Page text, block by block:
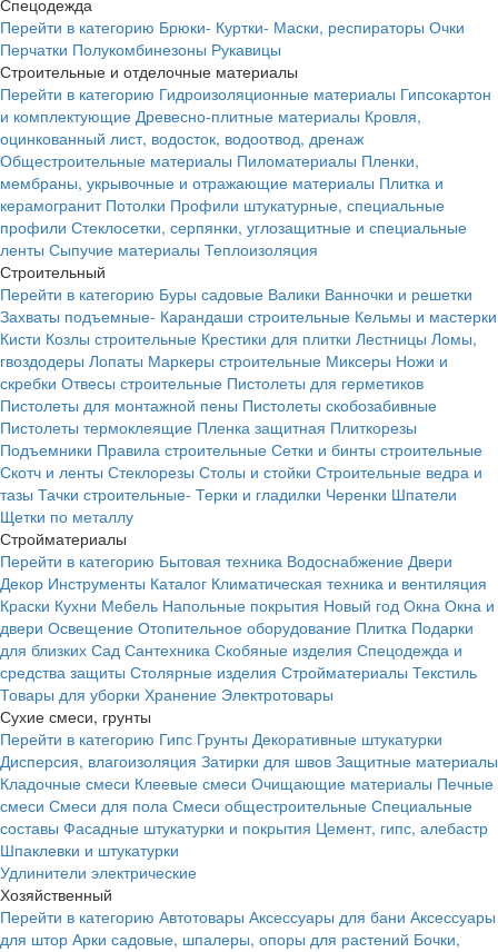
Спецодежда
Перейти в категорию Брюки- Куртки- Маски, респираторы Очки
Перчатки Полукомбинезоны Рукавицы
Строительные и отделочные материалы
Перейти в категорию Гидроизоляционные материалы Гипсокартон
и комплектующие Древесно-плитные материалы Кровля,
оцинкованный лист, водосток, водоотвод, дренаж
Общестроительные материалы Пиломатериалы Пленки,
мембраны, укрывочные и отражающие материалы Плитка и
керамогранит Потолки Профили штукатурные, специальные
профили Стеклосетки, серпянки, углозащитные и специальные
ленты Сыпучие материалы Теплоизоляция
Строительный
Перейти в категорию Буры садовые Валики Ванночки и решетки
Захваты подъемные- Карандаши строительные Кельмы и мастерки
Кисти Козлы строительные Крестики для плитки Лестницы Ломы,
гвоздодеры Лопаты Маркеры строительные Миксеры Ножи и
скребки Отвесы строительные Пистолеты для герметиков
Пистолеты для монтажной пены Пистолеты скобозабивные
Пистолеты термоклеящие Пленка защитная Плиткорезы
Подъемники Правила строительные Сетки и бинты строительные
Скотч и ленты Стеклорезы Столы и стойки Строительные ведра и
тазы Тачки строительные- Терки и гладилки Черенки Шпатели
Щетки по металлу
Стройматериалы
Перейти в категорию Бытовая техника Водоснабжение Двери
Декор Инструменты Каталог Климатическая техника и вентиляция
Краски Кухни Мебель Напольные покрытия Новый год Окна Окна и
двери Освещение Отопительное оборудование Плитка Подарки
для близких Сад Сантехника Скобяные изделия Спецодежда и
средства защиты Столярные изделия Стройматериалы Текстиль
Товары для уборки Хранение Электротовары
Сухие смеси, грунты
Перейти в категорию Гипс Грунты Декоративные штукатурки
Дисперсия, влагоизоляция Затирки для швов Защитные материалы
Кладочные смеси Клеевые смеси Очищающие материалы Печные
смеси Смеси для пола Смеси общестроительные Специальные
составы Фасадные штукатурки и покрытия Цемент, гипс, алебастр
Шпаклевки и штукатурки
Удлинители электрические
Хозяйственный
Перейти в категорию Автотовары Аксессуары для бани Аксессуары
для штор Арки садовые, шпалеры, опоры для растений Бочки,